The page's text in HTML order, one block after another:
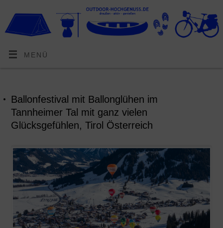
MENÜ
Ballonfestival mit Ballonglühen im
Tannheimer Tal mit ganz vielen
Glücksgefühlen, Tirol Österreich